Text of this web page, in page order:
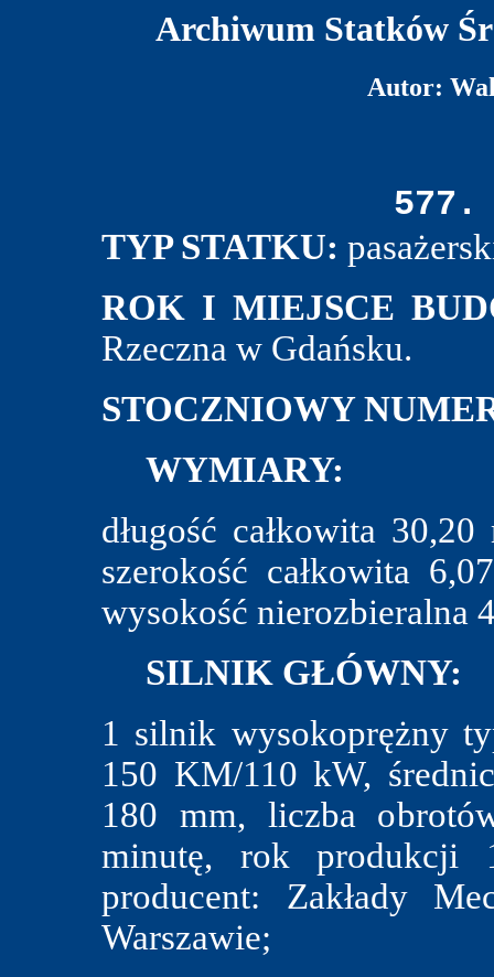
Archiwum Statków
Autor:
577.
TYP STATKU:
ROK I MIEJSCE
Rzeczna w Gdańsku.
STOCZNIOWY
WYMIARY:
długość całkowita
szerokość całkowita
wysokość nierozbieralna
SILNIK GŁÓWNY:
1 silnik wysokoprężny
150 KM/110 kW,
180 mm, liczba
minutę, rok produkcji
producent: Zakłady
Warszawie;